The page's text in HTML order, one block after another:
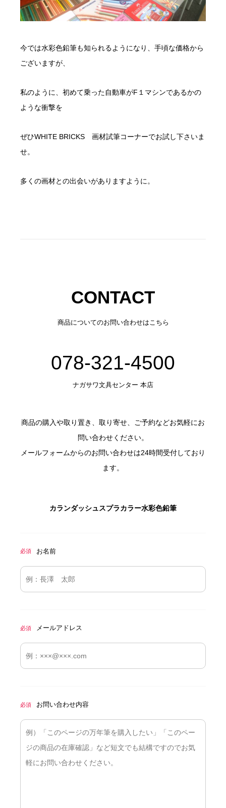
今では水彩色鉛筆も知られるようになり、手頃な価格から
ございますが、
私のように、初めて乗った自動車がF１マシンであるかの
ような衝撃を
ぜひWHITE BRICKS 画材試筆コーナーでお試し下さいま
せ。
多くの画材との出会いがありますように。
CONTACT
商品についてのお問い合わせはこちら
078-321-4500
ナガサワ文具センター 本店
商品の購入や取り置き、取り寄せ、ご予約などお気軽にお
問い合わせください。
メールフォームからのお問い合わせは24時間受付しており
ます。
カランダッシュスプラカラー水彩色鉛筆
必須 お名前
必須 メールアドレス
必須 お問い合わせ内容